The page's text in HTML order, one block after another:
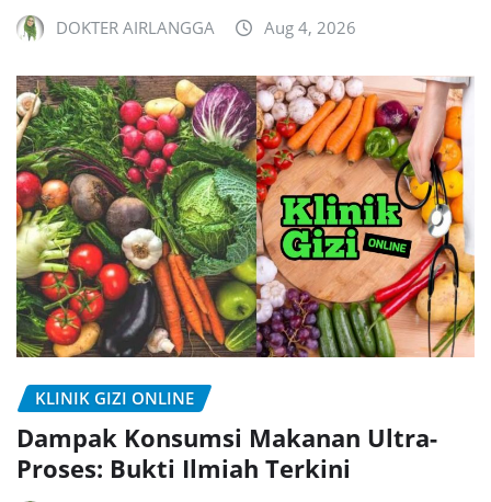
DOKTER AIRLANGGA Aug 4, 2026
KLINIK GIZI ONLINE
Dampak Konsumsi Makanan Ultra-
Proses: Bukti Ilmiah Terkini